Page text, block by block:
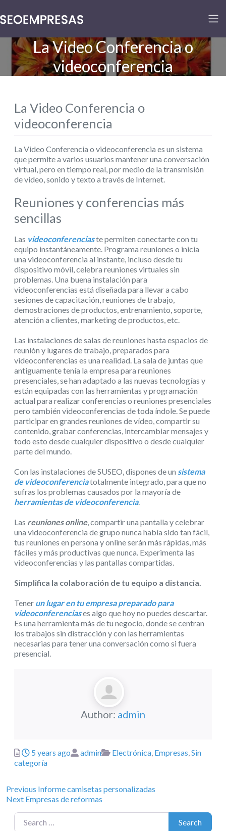
La Video Conferencia o
videoconferencia
La Video Conferencia o
videoconferencia
La Video Conferencia o videoconferencia es un sistema
que permite a varios usuarios mantener una conversación
virtual, pero en tiempo real, por medio de la transmisión
de video, sonido y texto a través de Internet.
Reuniones y conferencias más
sencillas
Las videoconferenciaste permiten conectarte con tu
equipo instantáneamente. Programa reuniones o inicia
una videoconferencia al instante, incluso desde tu
dispositivo móvil, celebra reuniones virtuales sin
problemas. Una buena instalación para
videoconferencias está diseñada para llevar a cabo
sesiones de capacitación, reuniones de trabajo,
demostraciones de productos, entrenamiento, soporte,
atención a clientes, marketing de productos, etc.
Las instalaciones de salas de reuniones hasta espacios de
reunión y lugares de trabajo, preparados para
videoconferencias es una realidad. La sala de juntas que
antiguamente tenía la empresa para reuniones
presenciales, se han adaptado a las nuevas tecnologías y
están equipadas con las herramientas y programación
actual para realizar conferencias o reuniones presenciales
pero también videoconferencias de toda índole. Se puede
participar en grandes reuniones de vídeo, compartir su
contenido, grabar conferencias, intercambiar mensajes y
todo esto desde cualquier dispositivo o desde cualquier
parte del mundo.
Con las instalaciones de SUSEO, dispones de un sistema
de videoconferenciatotalmente integrado, para que no
sufras los problemas causados por la mayoría de
herramientas de videoconferencia.
Las reuniones online, compartir una pantalla y celebrar
una videoconferencia de grupo nunca había sido tan fácil,
tus reuniones en persona y online serán más rápidas, más
fáciles y más productivas que nunca. Experimenta las
videoconferencias y las pantallas compartidas.
Simplifica la colaboración de tu equipo a distancia.
Tener un lugar en tu empresa preparado para
videoconferenciases algo que hoy no puedes descartar.
Es una herramienta más de tu negocio, donde se centran
los trabajos sin distracción y con las herramientas
necesarias para tener una conversación como si fuera
presencial.
Author: admin
Posted
5 years ago Author
admin Categories
Electrónica, Empresas,Sin
categoría
Navegación
de
entradas
Previous Previous
post:
Informe camisetas personalizadas
Next Next
Empresas de reformas
Search for:
Search